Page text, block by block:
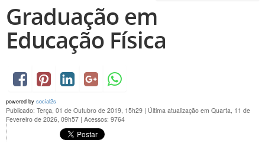
Graduação em
Educação Física
powered by social2s
Publicado: Terça, 01 de Outubro de 2019, 15h29 | Última atualização em Quarta, 11 de
Fevereiro de 2026, 09h57 | Acessos: 9764